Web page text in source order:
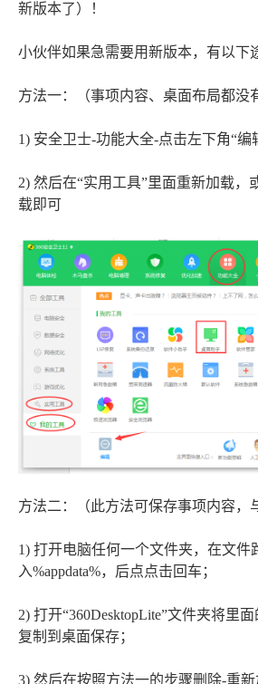
新版本了）！
小伙伴如果急需要用新版本，有以下
方法一：（事项内容、桌面布局都没
1) 安全卫士-功能大全-点击左下角“编
2) 然后在“实用工具”里面重新加载，
载即可
方法二：（此方法可保存事项内容，
1) 打开电脑任何一个文件夹，在文件
入%appdata%，后点点击回车；
2) 打开“360DesktopLite”文件夹将里
复制到桌面保存；
3) 然后在按照方法一的步骤删除-重新